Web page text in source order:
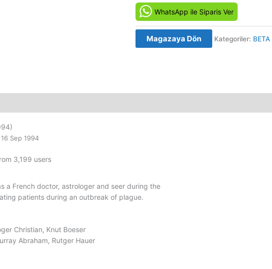
Beta
Kaset
Film
adet
WhatsApp ile Siparis Ver
Magazaya Dön Kategoriler: BETA
16 Sep 1994
3,199 users
a French doctor, astrologer and seer during the
patients during an outbreak of plague.
Christian, Knut Boeser
Abraham, Rutger Hauer